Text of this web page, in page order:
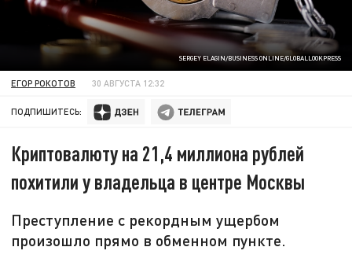
SERGEY ELAGIN/BUSINESS ONLINE/GLOBALLOOKPRESS
ЕГОР РОКОТОВ 30 АВГУСТА 12:32
ПОДПИШИТЕСЬ:
Криптовалюту на 21,4 миллиона рублей
похитили у владельца в центре Москвы
Преступление с рекордным ущербом
произошло прямо в обменном пункте.